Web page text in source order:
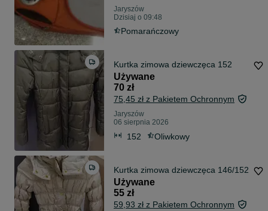
Jaryszów
Dzisiaj o 09:48
Pomarańczowy
Kurtka zimowa dziewczęca 152
Używane
70 zł
75,45 zł z Pakietem Ochronnym
Jaryszów
06 sierpnia 2026
152 Oliwkowy
Kurtka zimowa dziewczęca 146/152
Używane
55 zł
59,93 zł z Pakietem Ochronnym